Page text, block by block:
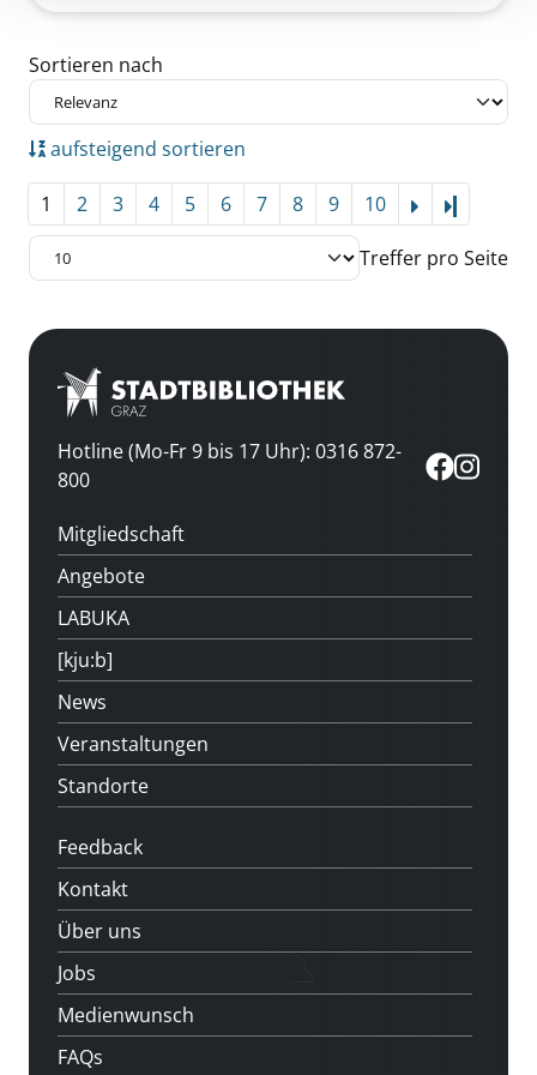
Zu den Suchfiltern springen
Sortieren nach
aufsteigend sortieren
1 2 3 4 5 6 7 8 9 10
Treffer pro Seite
Hotline (Mo-Fr 9 bis 17 Uhr): 0316 872-
800
Mitgliedschaft
Angebote
LABUKA
[kju:b]
News
Veranstaltungen
Standorte
Feedback
Kontakt
Über uns
Jobs
Medienwunsch
FAQs